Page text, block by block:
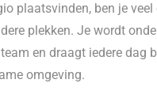
plaatsvinden, ben je veel
plekken. Je wordt
en draagt iedere dag
omgeving.